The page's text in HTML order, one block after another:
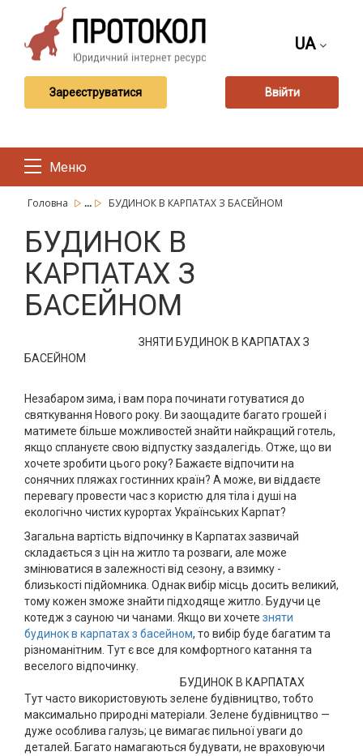
UA
Зареєструватися Ввійти
Меню
Головна ... БУДИНОК В КАРПАТАХ З БАСЕЙНОМ
БУДИНОК В
КАРПАТАХ З
БАСЕЙНОМ
ЗНЯТИ БУДИНОК В КАРПАТАХ З
БАСЕЙНОМ
Незабаром зима, і вам пора починати готуватися до
святкування Нового року. Ви заощадите багато грошей і
матимете більше можливостей знайти найкращий готель,
якщо сплануєте свою відпустку заздалегідь. Отже, що ви
хочете зробити цього року? Бажаєте відпочити на
сонячних пляжах гостинних країн? А може, ви віддаєте
перевагу провести час з користю для тіла і душі на
екологічно чистих курортах Українських Карпат?
Загальна вартість відпочинку в Карпатах зазвичай
складається з цін на житло та розваги, але може
змінюватися в залежності від сезону, а взимку -
близькості підйомника. Однак вибір місць досить великий,
тому кожен зможе знайти підходяще житло. Будучи це
котедж з сауною чи чанами. Якщо ви хочете зняти
будинок в карпатах з басейном, то вибір буде багатим та
різноманітним. Тут є все для комфортного катання та
веселого відпочинку.
БУДИНОК В КАРПАТАХ
Тут часто використовують зелене будівництво, тобто
максимально природні матеріали. Зелене будівництво —
дуже особлива галузь; це вимагає пильної уваги до
деталей. Багато намагаються будувати, не враховуючи